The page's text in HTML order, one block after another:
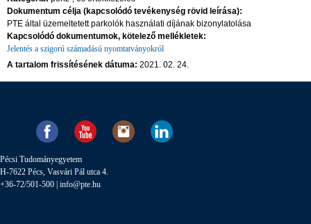
Dokumentum célja (kapcsolódó tevékenység rövid leírása):
PTE által üzemeltetett parkolók használati díjának bizonylatolása
Kapcsolódó dokumentumok, kötelező mellékletek:
Jelentés a szigorú számadású nyomtatványokról
A tartalom frissítésének dátuma: 2021. 02. 24.
Pécsi Tudományegyetem
H-7622 Pécs, Vasvári Pál utca 4.
+36-72/501-500 | info@pte.hu